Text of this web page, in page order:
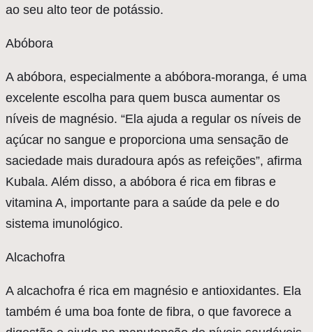
ao seu alto teor de potássio.
Abóbora
A abóbora, especialmente a abóbora-moranga, é uma
excelente escolha para quem busca aumentar os
níveis de magnésio. “Ela ajuda a regular os níveis de
açúcar no sangue e proporciona uma sensação de
saciedade mais duradoura após as refeições”, afirma
Kubala. Além disso, a abóbora é rica em fibras e
vitamina A, importante para a saúde da pele e do
sistema imunológico.
Alcachofra
A alcachofra é rica em magnésio e antioxidantes. Ela
também é uma boa fonte de fibra, o que favorece a